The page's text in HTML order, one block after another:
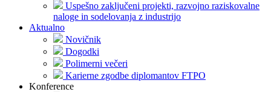
Uspešno zaključeni projekti, razvojno raziskovalne
naloge in sodelovanja z industrijo
Aktualno
Novičnik
Dogodki
Polimerni večeri
Karierne zgodbe diplomantov FTPO
Konference